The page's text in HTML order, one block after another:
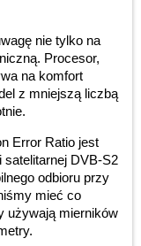
nie tylko na
Procesor,
na komfort
z mniejszą liczbą
Error Ratio jest
satelitarnej DVB-S2
odbioru przy
mieć co
używają mierników